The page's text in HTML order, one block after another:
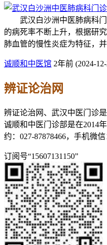
武汉白沙洲中医肺病科门
的病死率不断上升，根据研
肺血管的慢性炎症为特征，
诚顺和中医馆 2年前 (2024-
辨证论治网
辨证论治网、武汉中医门诊
诚顺和中医门诊部是在2014
约：027-87878466，手机微信
订阅号“15607131150”